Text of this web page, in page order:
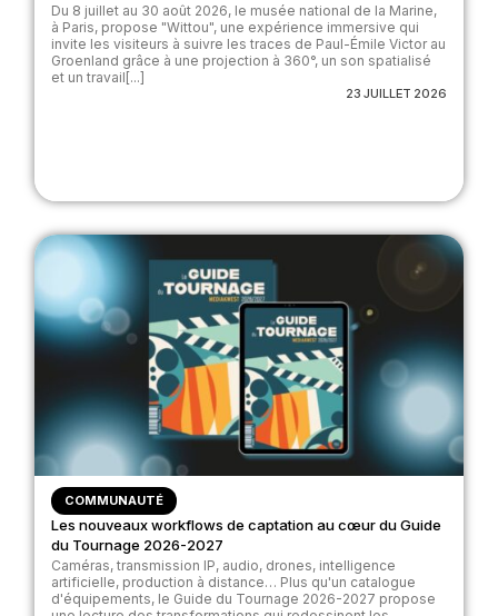
Du 8 juillet au 30 août 2026, le musée national de la Marine,
à Paris, propose "Wittou", une expérience immersive qui
invite les visiteurs à suivre les traces de Paul-Émile Victor au
Groenland grâce à une projection à 360°, un son spatialisé
et un travail[...]
23 JUILLET 2026
COMMUNAUTÉ
Les nouveaux workflows de captation au cœur du Guide
du Tournage 2026-2027
Caméras, transmission IP, audio, drones, intelligence
artificielle, production à distance… Plus qu'un catalogue
d'équipements, le Guide du Tournage 2026-2027 propose